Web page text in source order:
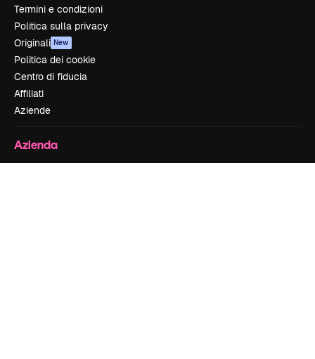
Termini e condizioni
Politica sulla privacy
Originali New
Politica dei cookie
Centro di fiducia
Affiliati
Aziende
Azienda
Prezzi